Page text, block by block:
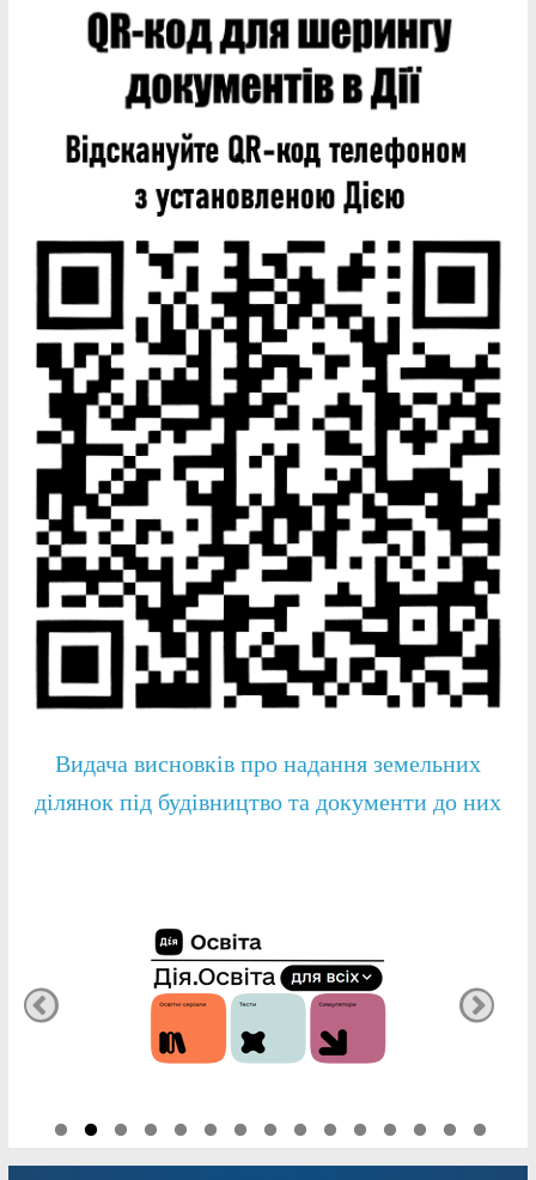
Видача висновків про надання земельних
ділянок під будівництво та документи до них